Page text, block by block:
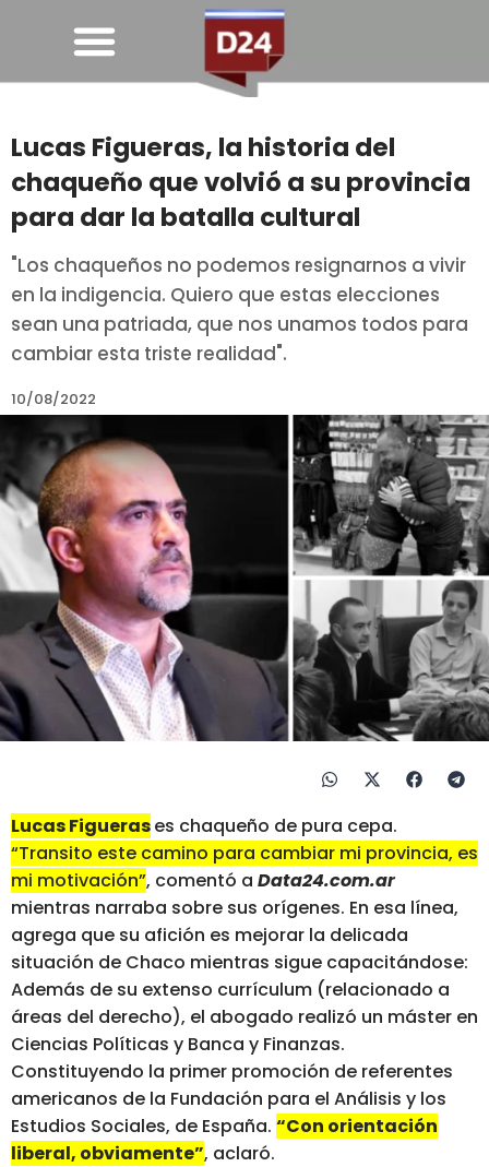
Lucas Figueras, la historia del
chaqueño que volvió a su provincia
para dar la batalla cultural
"Los chaqueños no podemos resignarnos a vivir
en la indigencia. Quiero que estas elecciones
sean una patriada, que nos unamos todos para
cambiar esta triste realidad".
10/08/2022
Lucas Figuerases chaqueño de pura cepa.
“Transito este camino para cambiar mi provincia, es
mi motivación”, comentó a Data24.com.ar
mientras narraba sobre sus orígenes. En esa línea,
agrega que su afición es mejorar la delicada
situación de Chaco mientras sigue capacitándose:
Además de su extenso currículum (relacionado a
áreas del derecho), el abogado realizó un máster en
Ciencias Políticas y Banca y Finanzas.
Constituyendo la primer promoción de referentes
americanos de la Fundación para el Análisis y los
Estudios Sociales, de España. “Con orientación
liberal, obviamente”, aclaró.